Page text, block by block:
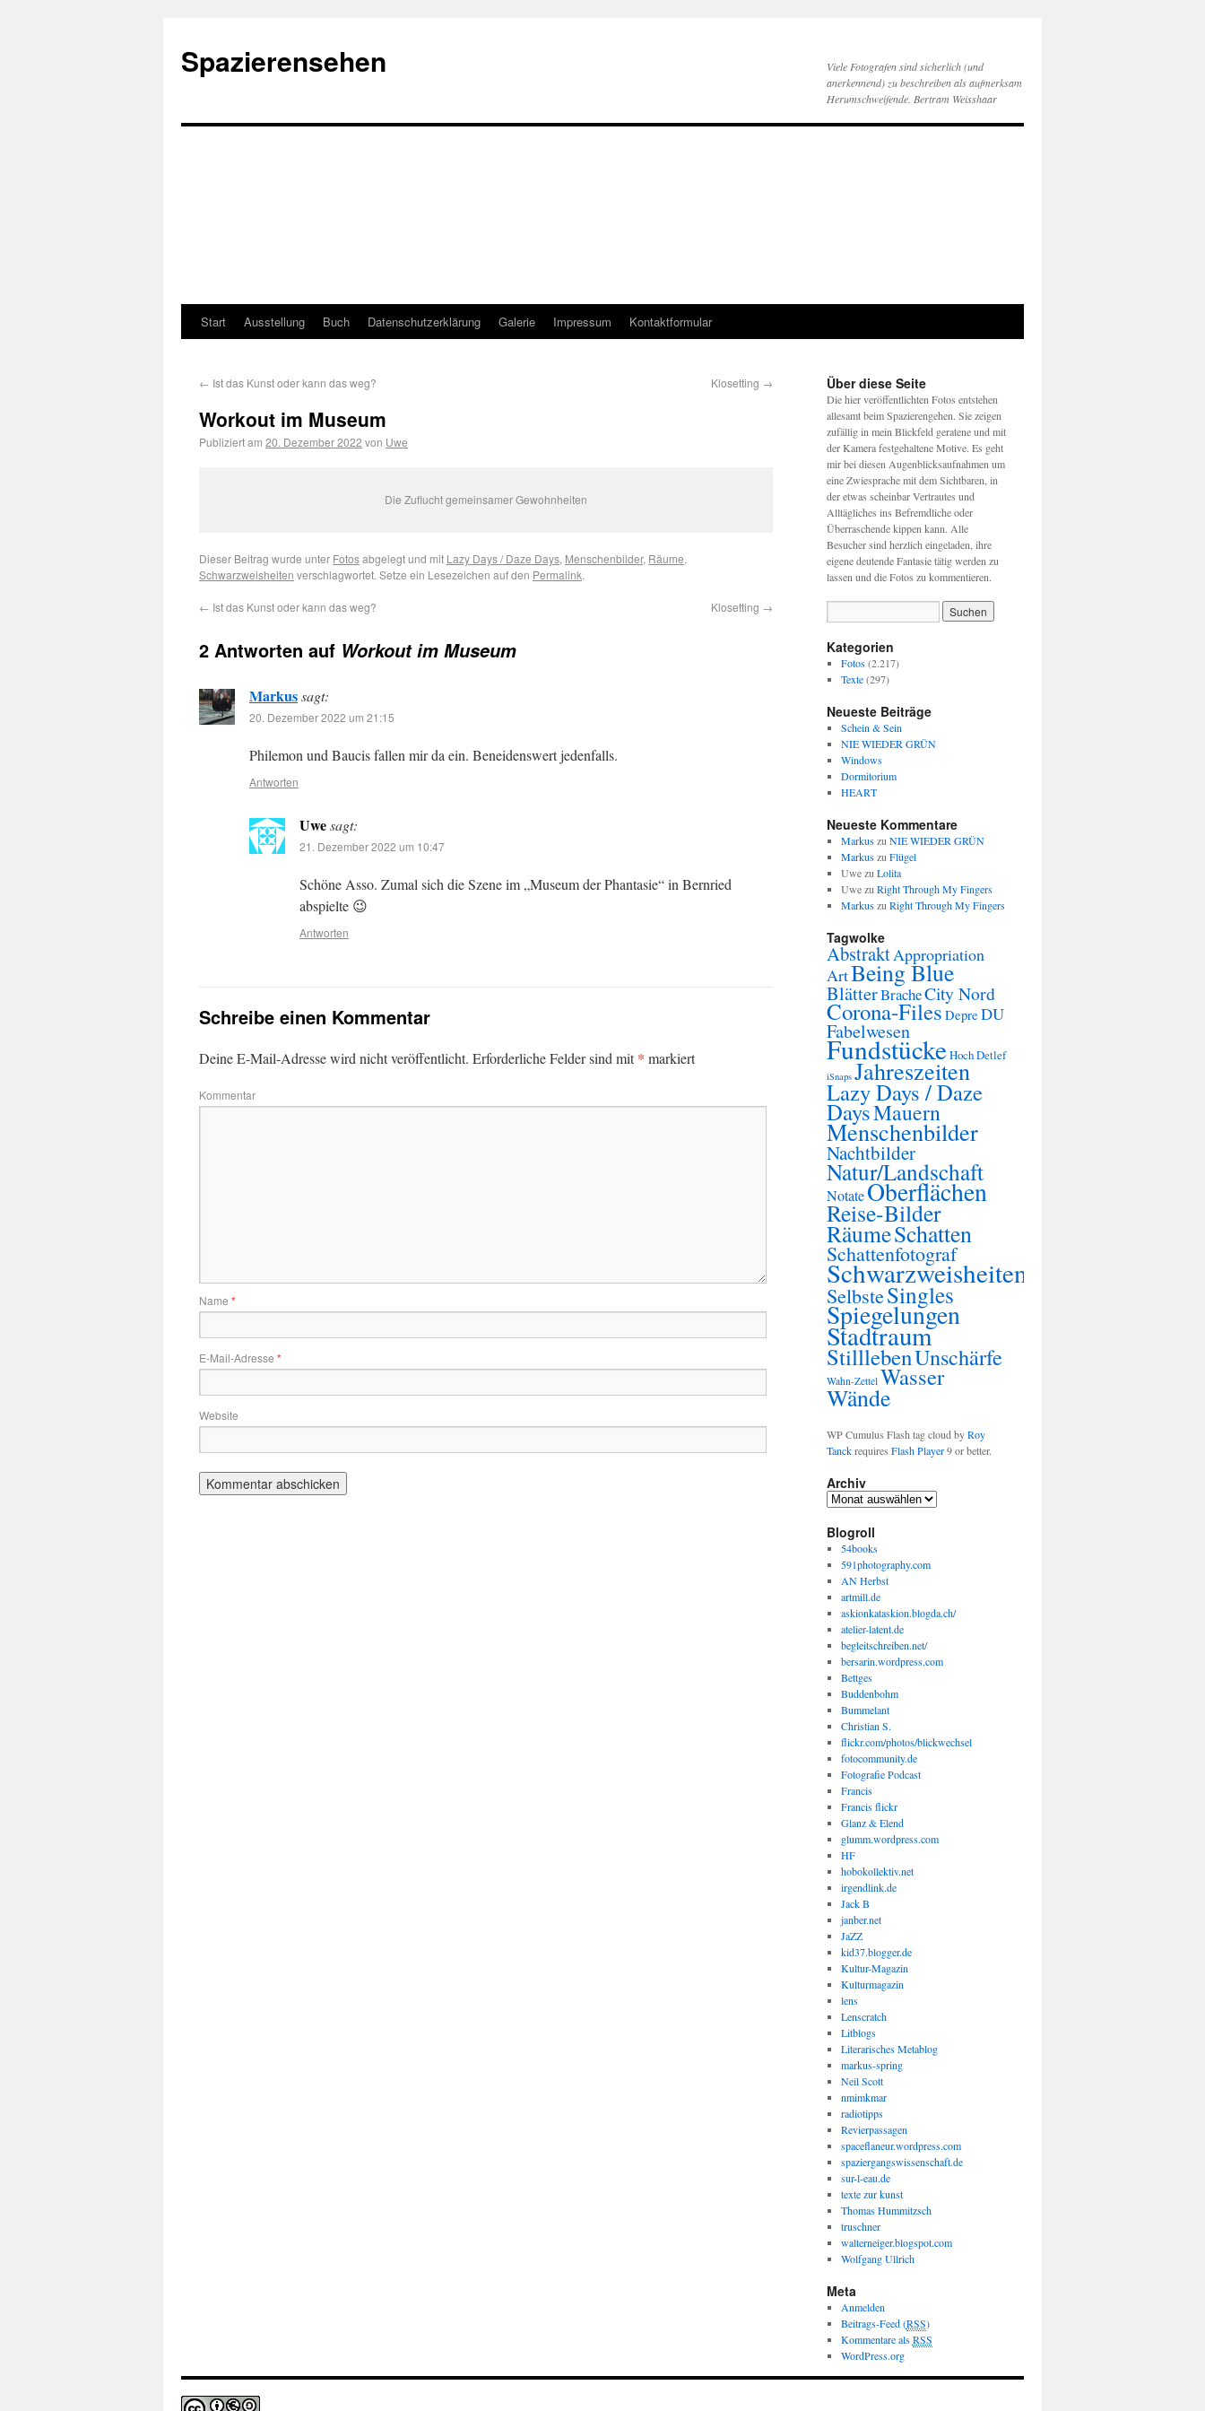
Spazierensehen
Viele Fotografen sind sicherlich (und
anerkennend) zu beschreiben als aufmerksam
Herumschweifende. Bertram Weisshaar
Start Ausstellung Buch Datenschutzerklärung Galerie Impressum Kontaktformular
← Ist das Kunst oder kann das weg? Klosetting →
Workout im Museum
Publiziert am 20. Dezember 2022 von Uwe
Die Zuflucht gemeinsamer Gewohnheiten
Dieser Beitrag wurde unter Fotosabgelegt und mit Lazy Days / Daze Days, Menschenbilder, Räume,
Schwarzweisheiten verschlagwortet. Setze ein Lesezeichen auf den Permalink.
← Ist das Kunst oder kann das weg? Klosetting →
2 Antworten auf Workout im Museum
Markussagt:
20. Dezember 2022 um 21:15
Philemon und Baucis fallen mir da ein. Beneidenswert jedenfalls.
Antworten
Uwesagt:
21. Dezember 2022 um 10:47
Schöne Asso. Zumal sich die Szene im „Museum der Phantasie“ in Bernried
abspielte 😉
Antworten
Schreibe einen Kommentar
Deine E-Mail-Adresse wird nicht veröffentlicht. Erforderliche Felder sind mit* markiert
Kommentar
Name *
E-Mail-Adresse *
Website
Über diese Seite
Die hier veröffentlichten Fotos entstehen
allesamt beim Spazierengehen. Sie zeigen
zufällig in mein Blickfeld geratene und mit
der Kamera festgehaltene Motive. Es geht
mir bei diesen Augenblicksaufnahmen um
eine Zwiesprache mit dem Sichtbaren, in
der etwas scheinbar Vertrautes und
Alltägliches ins Befremdliche oder
Überraschende kippen kann. Alle
Besucher sind herzlich eingeladen, ihre
eigene deutende Fantasie tätig werden zu
lassen und die Fotos zu kommentieren.
Kategorien
Fotos(2.217)
Texte(297)
Neueste Beiträge
Schein & Sein
NIE WIEDER GRÜN
Windows
Dormitorium
HEART
Neueste Kommentare
Markuszu NIE WIEDER GRÜN
Markuszu Flügel
Uwezu Lolita
Uwezu Right Through My Fingers
Markuszu Right Through My Fingers
Tagwolke
AbstraktAppropriation
ArtBeing Blue
BlätterBracheCity Nord
Corona-Files Depre DU
Fabelwesen
FundstückeHoch Detlef
iSnaps Jahreszeiten
Lazy Days / Daze
DaysMauern
Menschenbilder
Nachtbilder
Natur/Landschaft
NotateOberflächen
Reise-Bilder
RäumeSchatten
Schattenfotograf
Schwarzweisheiten
SelbsteSingles
Spiegelungen
Stadtraum
StilllebenUnschärfe
Wahn-Zettel Wasser
Wände
WP Cumulus Flash tag cloud byRoy
Tanckrequires Flash Player9 or better.
Archiv
Blogroll
54books
591photography.com
AN Herbst
artmill.de
askionkataskion.blogda.ch/
atelier-latent.de
begleitschreiben.net/
bersarin.wordpress.com
Bettges
Buddenbohm
Bummelant
Christian S.
flickr.com/photos/blickwechsel
fotocommunity.de
Fotografie Podcast
Francis
Francis flickr
Glanz & Elend
glumm.wordpress.com
HF
hobokollektiv.net
irgendlink.de
Jack B
janber.net
JaZZ
kid37.blogger.de
Kultur-Magazin
Kulturmagazin
lens
Lenscratch
Litblogs
Literarisches Metablog
markus-spring
Neil Scott
nmimkmar
radiotipps
Revierpassagen
spaceflaneur.wordpress.com
spaziergangswissenschaft.de
sur-l-eau.de
texte zur kunst
Thomas Hummitzsch
truschner
walterneiger.blogspot.com
Wolfgang Ullrich
Meta
Anmelden
Beitrags-Feed (RSS)
Kommentare alsRSS
WordPress.org